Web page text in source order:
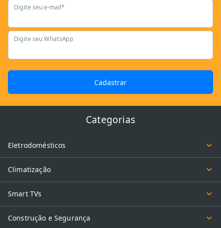
Digite seu e-mail*
Digite seu WhatsApp
Cadastrar
Categorias
Eletrodomésticos
Climatização
Smart TVs
Construção e Segurança